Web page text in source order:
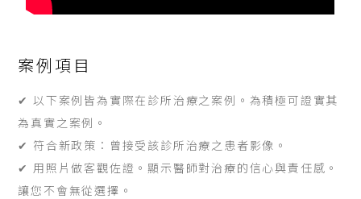
案例項目
✔ 以下案例皆為實際在診所治療之案例。為積極可證實其
為真實之案例。
✔ 符合新政策：曾接受該診所治療之患者影像。
✔ 用照片做客觀佐證。顯示醫師對治療的信心與責任感。
讓您不會無從選擇。